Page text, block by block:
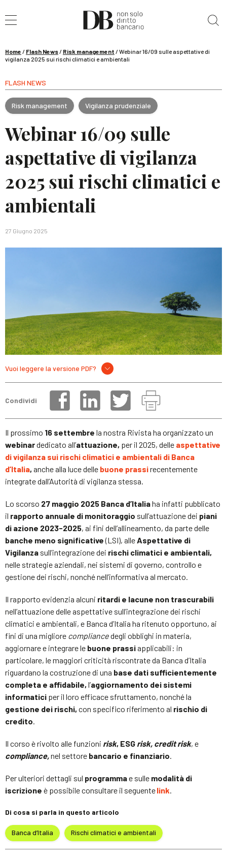
Home / Flash News/ Risk management /Webinar 16/09 sulle aspettative di
vigilanza 2025 sui rischi climatici e ambientali
FLASH NEWS
Risk management Vigilanza prudenziale
Webinar 16/09 sulle
aspettative di vigilanza
2025 sui rischi climatici e
ambientali
27 Giugno 2025
Vuoi leggere la versione PDF?
Condividi
Il prossimo 16 settembre la nostra Rivista ha organizzato un
webinardedicato all’attuazione, per il 2025, delle aspettative
di vigilanza sui rischi climatici e ambientali di Banca
d’Italia, anche alla luce delle buone prassirecentemente
integrate dall’Autorità di vigilanza stessa.
Lo scorso 27 maggio 2025 Banca d’Italiaha infatti pubblicato
il rapporto annuale di monitoraggio sull’attuazione dei piani
di azione 2023-2025, ai fini dell’allineamento, da parte delle
banche meno significative(LSI), alleAspettative di
Vigilanza sull’integrazione dei rischi climatici e ambientali,
nelle strategie aziendali, nei sistemi di governo, controllo e
gestione dei rischi, nonché nell’informativa al mercato.
Il rapporto evidenzia alcuni ritardi e lacune non trascurabili
nell’attuazione delle aspettative sull’integrazione dei rischi
climatici e ambientali, e Banca d’Italia ha ritenuto opportuno, ai
fini di una migliore compliancedegli obblighi in materia,
aggiornare e integrare le buone prassiapplicabili: in
particolare, le maggiori criticità riscontrate da Banca d’Italia
riguardano la costruzione di una base dati sufficientemente
completa e affidabile, l’aggiornamento dei sistemi
informatici per il loro efficace sfruttamento, nonché la
gestione dei rischi, con specifico riferimento al rischio di
credito.
Il corso è rivolto alle funzioni risk, ESG risk, credit risk, e
compliance,nel settore bancario e finanziario.
Per ulteriori dettagli sul programmae sulle modalità di
iscrizione è possibile consultare il seguentelink.
Di cosa si parla in questo articolo
Banca d’Italia Rischi climatici e ambientali